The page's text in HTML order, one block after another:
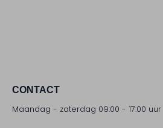
CONTACT
Maandag - zaterdag 09:00 - 17:00 uur